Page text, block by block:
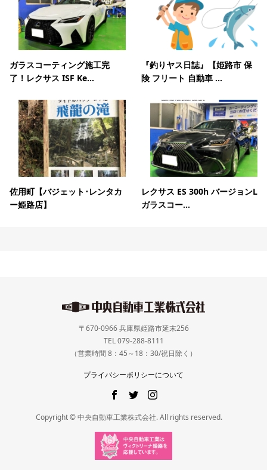
ガラスコーティング施工完
了！レクサス ISF Ke...
『釣りヤス日誌』【姫路市 保
険 フリート 自動車 ...
佐用町【バジェット･レンタカ
ー姫路店】
レクサス ES 300h バージョンL
ガラスコー...
〒670-0966 兵庫県姫路市延末256
TEL 079-288-8111
（営業時間 8：45～18：30/祝日除く）
プライバシーポリシーについて
Copyright © 中央自動車工業株式会社. All rights reserved.